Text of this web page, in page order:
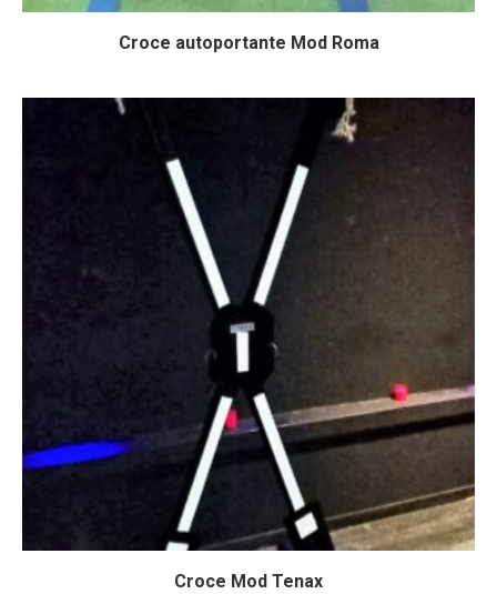
Croce autoportante Mod Roma
Croce Mod Tenax